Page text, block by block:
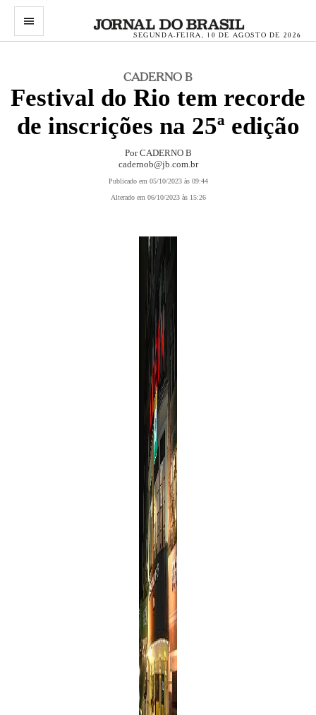
menu
SEGUNDA-FEIRA, 10 DE AGOSTO DE 2026
CADERNO B
Festival do Rio tem recorde
de inscrições na 25ª edição
Por CADERNO B
cadernob@jb.com.br
Publicado em 05/10/2023 às 09:44
Alterado em 06/10/2023 às 15:26